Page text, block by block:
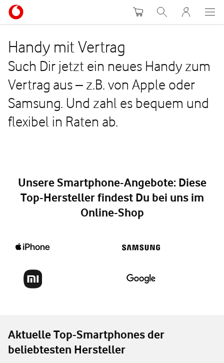
WarenkorbSuche MeinVodafone
Handy mit Vertrag
Such Dir jetzt ein neues Handy zum
Vertrag aus – z.B. von Apple oder
Samsung. Und zahl es bequem und
flexibel in Raten ab.
Unsere Smartphone-Angebote: Diese
Top-Hersteller findest Du bei uns im
Online-Shop
Aktuelle Top-Smartphones der
beliebtesten Hersteller